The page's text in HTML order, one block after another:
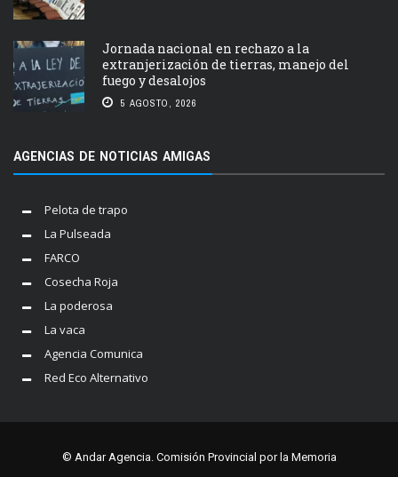
Jornada nacional en rechazo a la
extranjerización de tierras, manejo del
fuego y desalojos
5 AGOSTO, 2026
AGENCIAS DE NOTICIAS AMIGAS
Pelota de trapo
La Pulseada
FARCO
Cosecha Roja
La poderosa
La vaca
Agencia Comunica
Red Eco Alternativo
© Andar Agencia. Comisión Provincial por la Memoria